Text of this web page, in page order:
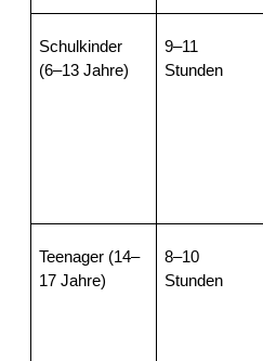
Schulkinder
(6–13 Jahre)
9–11
Stunden
Teenager (14–
17 Jahre)
8–10
Stunden